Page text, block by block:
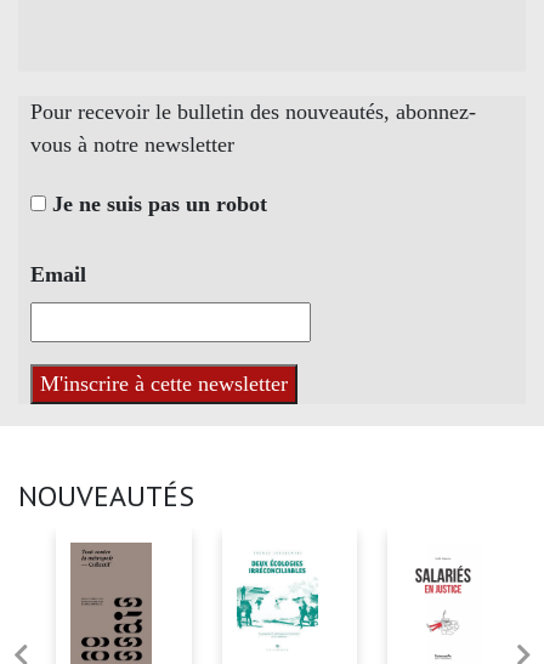
Pour recevoir le bulletin des nouveautés, abonnez-
vous à notre newsletter
Je ne suis pas un robot
Email
NOUVEAUTÉS